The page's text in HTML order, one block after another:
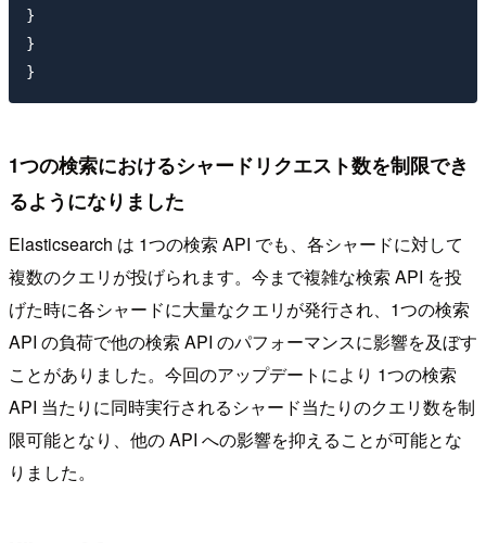
}
}
1つの検索におけるシャードリクエスト数を制限でき
るようになりました
Elasticsearch は 1つの検索 API でも、各シャードに対して
複数のクエリが投げられます。今まで複雑な検索 API を投
げた時に各シャードに大量なクエリが発行され、1つの検索
API の負荷で他の検索 API のパフォーマンスに影響を及ぼす
ことがありました。今回のアップデートにより 1つの検索
API 当たりに同時実行されるシャード当たりのクエリ数を制
限可能となり、他の API への影響を抑えることが可能とな
りました。